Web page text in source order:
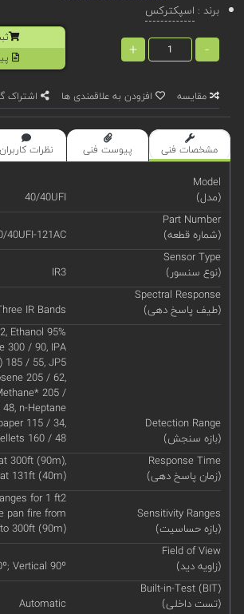
برند : اسپکترکس
-
+
مقایسه افزودن به علاقمندی ها اشتراک
مشخصات فنی پیوست فنی نظرات کاربران
Model
(مدل)
40/40UFI
Part Number
(شماره قطعه)
40UFI-121AC
Sensor Type
(نوع سنسور)
IR3
Spectral Response
(طیف پاسخ دهی)
IR Bands
Detection Range
(بازه سنجش)
Ethanol 95%
300 / 90, IPA
185 / 55, JP5
205 / 62,
205 /
n-Heptane
115 / 34,
160 / 48
Response Time
(زمان پاسخ دهی)
300ft (90m),
131ft (40m)
Sensitivity Ranges
(بازه حساسیت)
for 1 ft2
pan fire from
300ft (90m)
Field of View
(زاویه دید)
Vertical 90º
Built-in-Test (BIT)
(تست داخلی)
Automatic